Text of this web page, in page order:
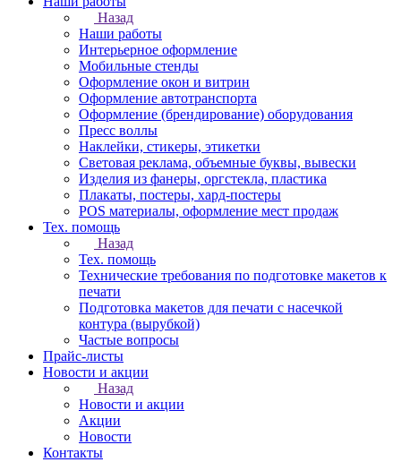
Назад
Наши работы
Интерьерное оформление
Мобильные стенды
Оформление окон и витрин
Оформление автотранспорта
Оформление (брендирование) оборудования
Пресс воллы
Наклейки, стикеры, этикетки
Световая реклама, объемные буквы, вывески
Изделия из фанеры, оргстекла, пластика
Плакаты, постеры, хард-постеры
POS материалы, оформление мест продаж
Тех. помощь
Назад
Тех. помощь
Технические требования по подготовке макетов к
печати
Подготовка макетов для печати с насечкой
контура (вырубкой)
Частые вопросы
Прайс-листы
Новости и акции
Назад
Новости и акции
Акции
Новости
Контакты